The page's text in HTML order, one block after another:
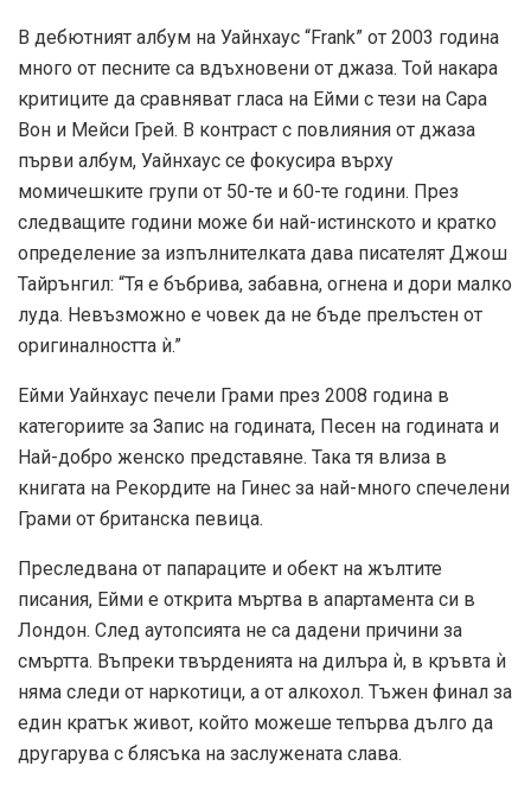
В дебютният албум на Уайнхаус “Frank” от 2003 година
много от песните са вдъхновени от джаза. Той накара
критиците да сравняват гласа на Ейми с тези на Сара
Вон и Мейси Грей. В контраст с повлияния от джаза
първи албум, Уайнхаус се фокусира върху
момичешките групи от 50-те и 60-те години. През
следващите години може би най-истинското и кратко
определение за изпълнителката дава писателят Джош
Тайрънгил: “Тя е бъбрива, забавна, огнена и дори малко
луда. Невъзможно е човек да не бъде прелъстен от
оригиналността ѝ.”
Ейми Уайнхаус печели Грами през 2008 година в
категориите за Запис на годината, Песен на годината и
Най-добро женско представяне. Така тя влиза в
книгата на Рекордите на Гинес за най-много спечелени
Грами от британска певица.
Преследвана от папараците и обект на жълтите
писания, Ейми е открита мъртва в апартамента си в
Лондон. След аутопсията не са дадени причини за
смъртта. Въпреки твърденията на дилъра ѝ, в кръвта ѝ
няма следи от наркотици, а от алкохол. Тъжен финал за
един кратък живот, който можеше тепърва дълго да
другарува с блясъка на заслужената слава.